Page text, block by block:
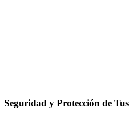
Seguridad y Protección de